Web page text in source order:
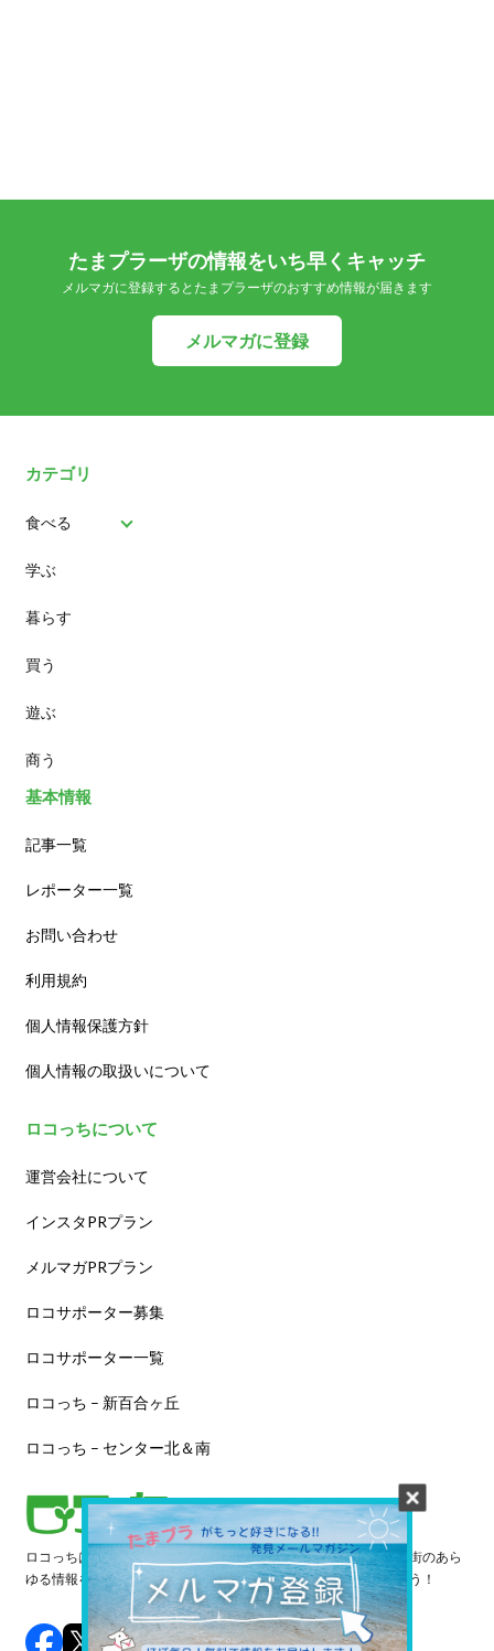
たまプラーザの情報をいち早くキャッチ
メルマガに登録するとたまプラーザのおすすめ情報が届きます
メルマガに登録
カテゴリ
食べる
パン
スイーツ
ランチ
カフェ
学ぶ
暮らす
買う
遊ぶ
商う
基本情報
記事一覧
レポーター一覧
お問い合わせ
利用規約
個人情報保護方針
個人情報の取扱いについて
ロコっちについて
運営会社について
インスタPRプラン
メルマガPRプラン
ロコサポーター募集
ロコサポーター一覧
ロコっち – 新百合ヶ丘
ロコっち – センター北＆南
ロコっちは、あなたのジモト体験を豊かにする情報サイトです。街のあら
ゆる情報を収集し、日々更新しています。早速情報を探してみよう！